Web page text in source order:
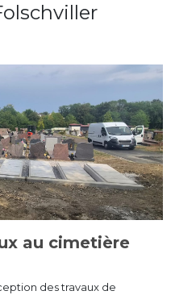
au cimetière
des travaux de